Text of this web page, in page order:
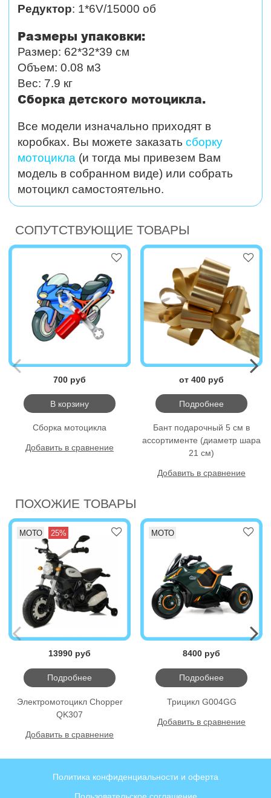
Редуктор: 1*6V/15000 об
Размеры упаковки:
Размер: 62*32*39 см
Объем: 0.08 м3
Вес: 7.9 кг
Сборка детского мотоцикла.
Все модели изначально приходят в
коробках. Вы можете заказать сборку
мотоцикла (и тогда мы привезем Вам
модель в собранном виде) или собрать
мотоцикл самостоятельно.
СОПУТСТВУЮЩИЕ ТОВАРЫ
700 руб
В корзину
Сборка мотоцикла
Добавить в сравнение
от 400 руб
Подробнее
Бант подарочный 5 см в
ассортименте (диаметр шара
21 см)
Добавить в сравнение
ПОХОЖИЕ ТОВАРЫ
МОТО 25%
13990 руб
Подробнее
Электромотоцикл Chopper
QK307
Добавить в сравнение
МОТО
8400 руб
Подробнее
Трицикл G004GG
Добавить в сравнение
Политика конфиденциальности и оферта